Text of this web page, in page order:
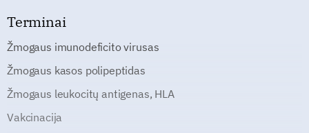
Terminai
Žmogaus imunodeficito virusas
Žmogaus kasos polipeptidas
Žmogaus leukocitų antigenas, HLA
Vakcinacija